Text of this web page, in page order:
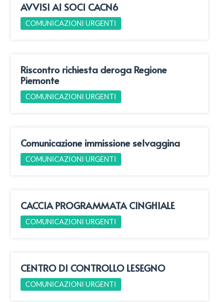
AVVISI AI SOCI CACN6
COMUNICAZIONI URGENTI
Riscontro richiesta deroga Regione
Piemonte
COMUNICAZIONI URGENTI
Comunicazione immissione selvaggina
COMUNICAZIONI URGENTI
CACCIA PROGRAMMATA CINGHIALE
COMUNICAZIONI URGENTI
CENTRO DI CONTROLLO LESEGNO
COMUNICAZIONI URGENTI